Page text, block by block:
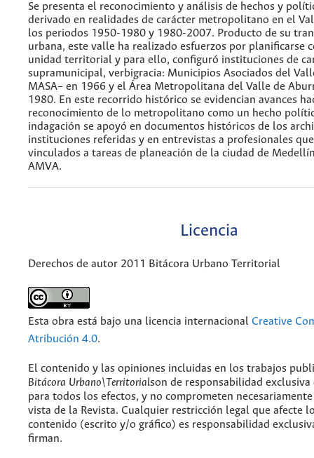
Se presenta el reconocimiento y análisis de hechos y
derivado en realidades de carácter metropolitano en el
los periodos 1950-1980 y 1980-2007. Producto de su
urbana, este valle ha realizado esfuerzos por planificarse
unidad territorial y para ello, configuró instituciones de
supramunicipal, verbigracia: Municipios Asociados del
MASA– en 1966 y el Área Metropolitana del Valle de
1980. En este recorrido histórico se evidencian avances
reconocimiento de lo metropolitano como un hecho
indagación se apoyó en documentos históricos de los
instituciones referidas y en entrevistas a profesionales
vinculados a tareas de planeación de la ciudad de
AMVA.
Licencia
Derechos de autor 2011 Bitácora Urbano Territorial
Esta obra está bajo una licencia internacional Creative
Atribución 4.0.
El contenido y las opiniones incluidas en los trabajos
Bitácora Urbano\Territorialson de responsabilidad exclusiva
para todos los efectos, y no comprometen
vista de la Revista. Cualquier restricción legal que afecte
contenido (escrito y/o gráfico) es responsabilidad
firman.